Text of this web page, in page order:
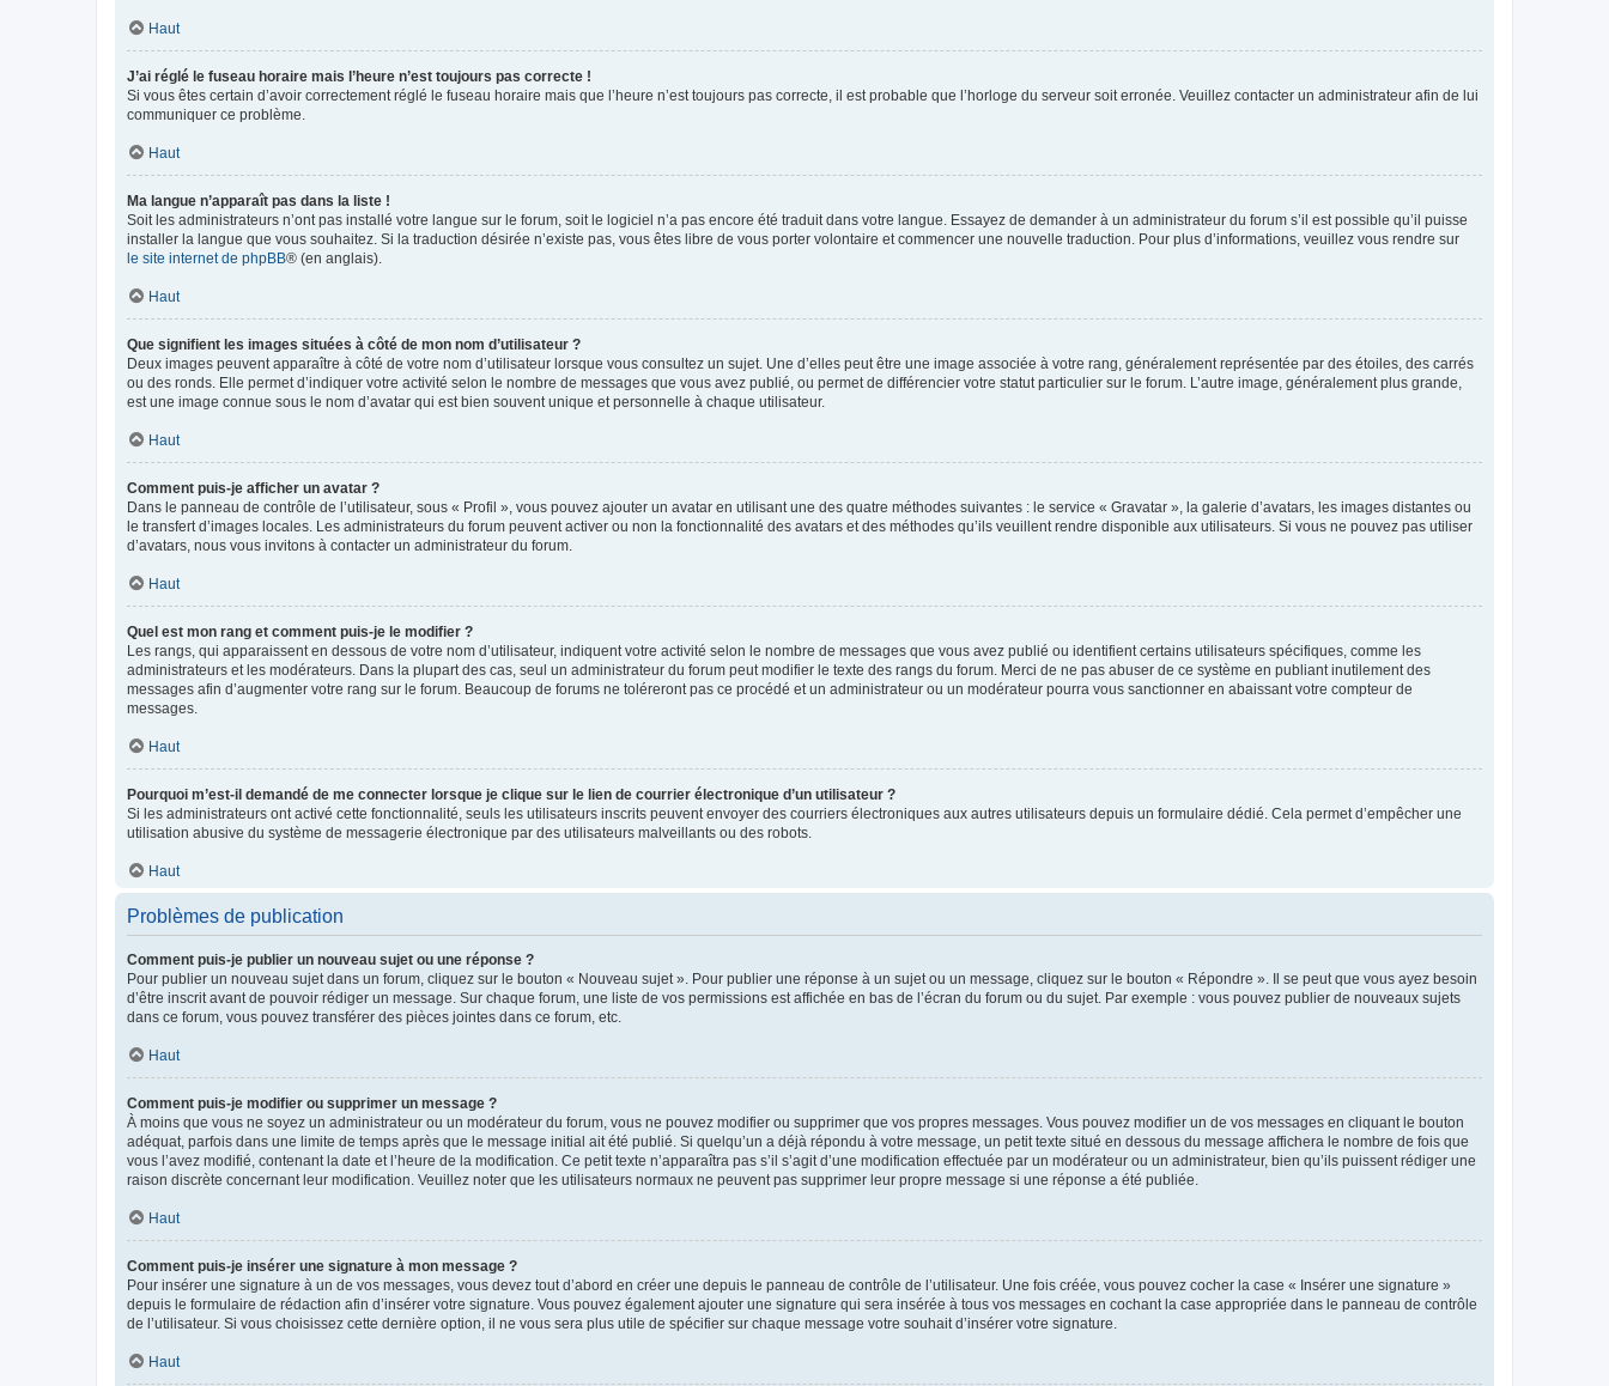
Haut
J’ai réglé le fuseau horaire mais l’heure n’est toujours pas correcte !
Si vous êtes certain d’avoir correctement réglé le fuseau horaire mais que l’heure n’est toujours pas correcte, il est probable que l’horloge du serveur soit erronée. Veuillez contacter un administrateur afin de lui
communiquer ce problème.
Haut
Ma langue n’apparaît pas dans la liste !
Soit les administrateurs n’ont pas installé votre langue sur le forum, soit le logiciel n’a pas encore été traduit dans votre langue. Essayez de demander à un administrateur du forum s’il est possible qu’il puisse
installer la langue que vous souhaitez. Si la traduction désirée n’existe pas, vous êtes libre de vous porter volontaire et commencer une nouvelle traduction. Pour plus d’informations, veuillez vous rendre sur
le site internet de phpBB® (en anglais).
Haut
Que signifient les images situées à côté de mon nom d’utilisateur ?
Deux images peuvent apparaître à côté de votre nom d’utilisateur lorsque vous consultez un sujet. Une d’elles peut être une image associée à votre rang, généralement représentée par des étoiles, des carrés
ou des ronds. Elle permet d’indiquer votre activité selon le nombre de messages que vous avez publié, ou permet de différencier votre statut particulier sur le forum. L’autre image, généralement plus grande,
est une image connue sous le nom d’avatar qui est bien souvent unique et personnelle à chaque utilisateur.
Haut
Comment puis-je afficher un avatar ?
Dans le panneau de contrôle de l’utilisateur, sous « Profil », vous pouvez ajouter un avatar en utilisant une des quatre méthodes suivantes : le service « Gravatar », la galerie d’avatars, les images distantes ou
le transfert d’images locales. Les administrateurs du forum peuvent activer ou non la fonctionnalité des avatars et des méthodes qu’ils veuillent rendre disponible aux utilisateurs. Si vous ne pouvez pas utiliser
d’avatars, nous vous invitons à contacter un administrateur du forum.
Haut
Quel est mon rang et comment puis-je le modifier ?
Les rangs, qui apparaissent en dessous de votre nom d’utilisateur, indiquent votre activité selon le nombre de messages que vous avez publié ou identifient certains utilisateurs spécifiques, comme les
administrateurs et les modérateurs. Dans la plupart des cas, seul un administrateur du forum peut modifier le texte des rangs du forum. Merci de ne pas abuser de ce système en publiant inutilement des
messages afin d’augmenter votre rang sur le forum. Beaucoup de forums ne toléreront pas ce procédé et un administrateur ou un modérateur pourra vous sanctionner en abaissant votre compteur de
messages.
Haut
Pourquoi m’est-il demandé de me connecter lorsque je clique sur le lien de courrier électronique d’un utilisateur ?
Si les administrateurs ont activé cette fonctionnalité, seuls les utilisateurs inscrits peuvent envoyer des courriers électroniques aux autres utilisateurs depuis un formulaire dédié. Cela permet d’empêcher une
utilisation abusive du système de messagerie électronique par des utilisateurs malveillants ou des robots.
Haut
Problèmes de publication
Comment puis-je publier un nouveau sujet ou une réponse ?
Pour publier un nouveau sujet dans un forum, cliquez sur le bouton « Nouveau sujet ». Pour publier une réponse à un sujet ou un message, cliquez sur le bouton « Répondre ». Il se peut que vous ayez besoin
d’être inscrit avant de pouvoir rédiger un message. Sur chaque forum, une liste de vos permissions est affichée en bas de l’écran du forum ou du sujet. Par exemple : vous pouvez publier de nouveaux sujets
dans ce forum, vous pouvez transférer des pièces jointes dans ce forum, etc.
Haut
Comment puis-je modifier ou supprimer un message ?
À moins que vous ne soyez un administrateur ou un modérateur du forum, vous ne pouvez modifier ou supprimer que vos propres messages. Vous pouvez modifier un de vos messages en cliquant le bouton
adéquat, parfois dans une limite de temps après que le message initial ait été publié. Si quelqu’un a déjà répondu à votre message, un petit texte situé en dessous du message affichera le nombre de fois que
vous l’avez modifié, contenant la date et l’heure de la modification. Ce petit texte n’apparaîtra pas s’il s’agit d’une modification effectuée par un modérateur ou un administrateur, bien qu’ils puissent rédiger une
raison discrète concernant leur modification. Veuillez noter que les utilisateurs normaux ne peuvent pas supprimer leur propre message si une réponse a été publiée.
Haut
Comment puis-je insérer une signature à mon message ?
Pour insérer une signature à un de vos messages, vous devez tout d’abord en créer une depuis le panneau de contrôle de l’utilisateur. Une fois créée, vous pouvez cocher la case « Insérer une signature »
depuis le formulaire de rédaction afin d’insérer votre signature. Vous pouvez également ajouter une signature qui sera insérée à tous vos messages en cochant la case appropriée dans le panneau de contrôle
de l’utilisateur. Si vous choisissez cette dernière option, il ne vous sera plus utile de spécifier sur chaque message votre souhait d’insérer votre signature.
Haut